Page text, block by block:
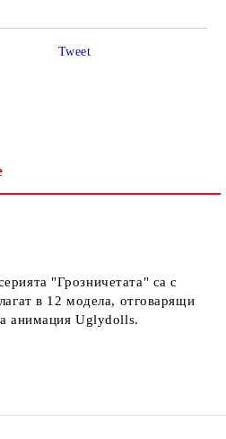
Tweet
"Грозничетата" са с
в 12 модела, отговарящи
анимация Uglydolls.